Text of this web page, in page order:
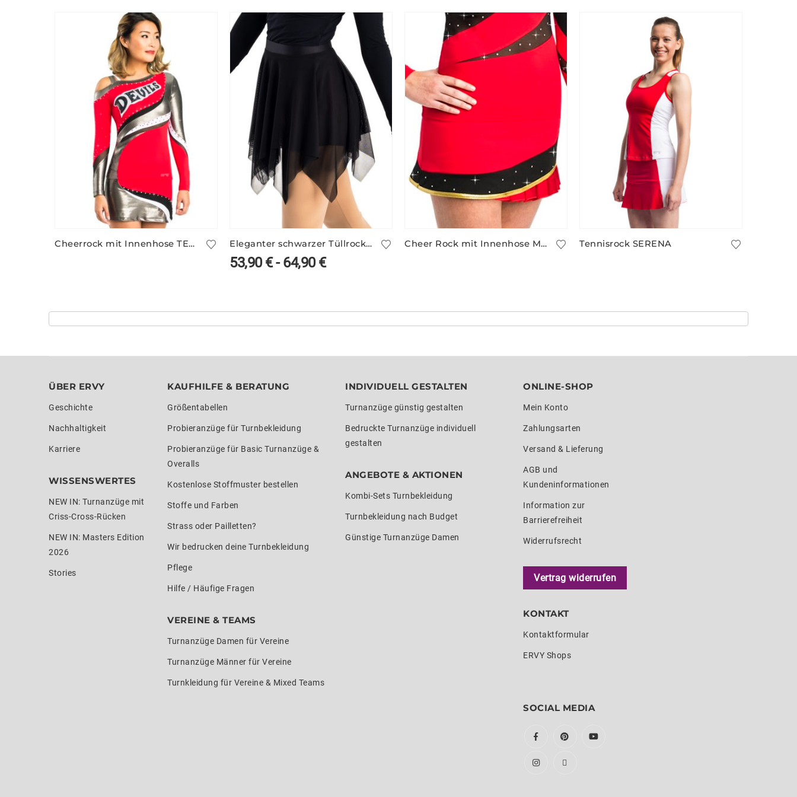
Cheerrock mit Innenhose TEXAS/1 Eleganter schwarzer Tüllrock UMBRIA/1 – viele Farben
53,90€-64,90€
Cheer Rock mit Innenhose MISSOURI/1 Tennisrock SERENA
ÜBER ERVY
Geschichte
Nachhaltigkeit
Karriere
WISSENSWERTES
NEW IN: Turnanzüge mit
Criss-Cross-Rücken
NEW IN: Masters Edition
2026
Stories
KAUFHILFE & BERATUNG
Größentabellen
Probieranzüge für Turnbekleidung
Probieranzüge für Basic Turnanzüge &
Overalls
Kostenlose Stoffmuster bestellen
Stoffe und Farben
Strass oder Pailletten?
Wir bedrucken deine Turnbekleidung
Pflege
Hilfe / Häufige Fragen
VEREINE & TEAMS
Turnanzüge Damen für Vereine
Turnanzüge Männer für Vereine
Turnkleidung für Vereine & Mixed Teams
INDIVIDUELL GESTALTEN
Turnanzüge günstig gestalten
Bedruckte Turnanzüge individuell
gestalten
ANGEBOTE & AKTIONEN
Kombi-Sets Turnbekleidung
Turnbekleidung nach Budget
Günstige Turnanzüge Damen
ONLINE-SHOP
Mein Konto
Zahlungsarten
Versand & Lieferung
AGB und
Kundeninformationen
Information zur
Barrierefreiheit
Widerrufsrecht
Vertrag widerrufen
KONTAKT
Kontaktformular
ERVY Shops
SOCIAL MEDIA